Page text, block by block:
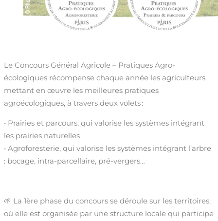
Le Concours Général Agricole – Pratiques Agro-
écologiques récompense chaque année les agriculteurs
mettant en œuvre les meilleures pratiques
agroécologiques, à travers deux volets :
• Prairies et parcours, qui valorise les systèmes intégrant
les prairies naturelles
• Agroforesterie, qui valorise les systèmes intégrant l’arbre
: bocage, intra-parcellaire, pré-vergers…
🌱 La 1ère phase du concours se déroule sur les territoires,
où elle est organisée par une structure locale qui participe